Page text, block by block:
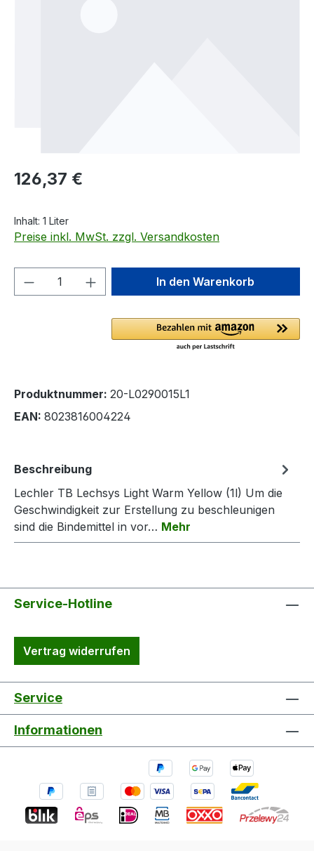
Regulärer Preis:
126,37 €
Inhalt: 1 Liter
Preise inkl. MwSt. zzgl. Versandkosten
Produkt Anzahl: Gib denIn den Warenkorb
Produktnummer: 20-L0290015L1
EAN: 8023816004224
Beschreibung
Lechler TB Lechsys Light Warm Yellow (1l) Um die
Geschwindigkeit zur Erstellung zu beschleunigen
sind die Bindemittel in vor… Mehr
Service-Hotline
Vertrag widerrufen
Service
Informationen